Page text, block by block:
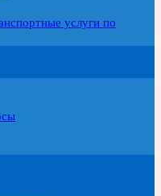
услуги по